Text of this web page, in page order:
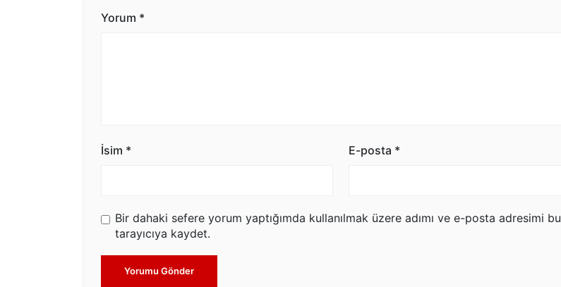
Yorum *
İsim * E-posta *
Bir dahaki sefere yorum yaptığımda kullanılmak üzere adımı ve e-posta adresimi bu
tarayıcıya kaydet.
Yorumu Gönder